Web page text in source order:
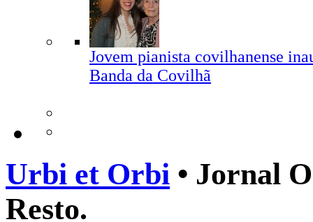
Jovem pianista covilhanense
Banda da Covilhã
Urbi et Orbi • Jornal
Resto.